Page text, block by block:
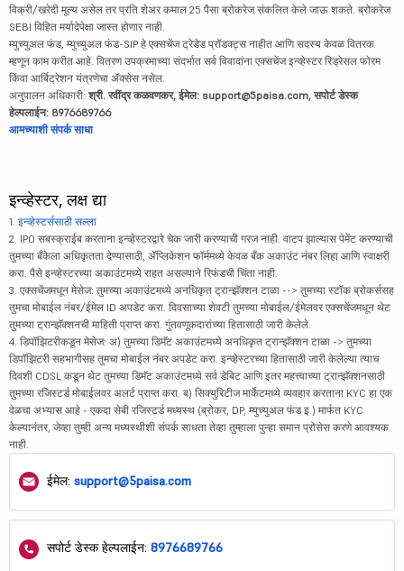
विक्री/खरेदी मूल्य असेल तर प्रति शेअर कमाल 25 पैसा ब्रोकरेज संकलित केले जाऊ शकते. ब्रोकरेज
SEBI विहित मर्यादेपेक्षा जास्त होणार नाही.
म्युच्युअल फंड, म्युच्युअल फंड-SIP हे एक्सचेंज ट्रेडेड प्रॉडक्ट्स नाहीत आणि सदस्य केवळ वितरक
म्हणून काम करीत आहे. वितरण उपक्रमाच्या संदर्भात सर्व विवादांना एक्सचेंज इन्व्हेस्टर रिड्रेसल फोरम
किंवा आर्बिट्रेशन यंत्रणेचा ॲक्सेस नसेल.
अनुपालन अधिकारी: श्री. रवींद्र कळवणकर, ईमेल: support@5paisa.com, सपोर्ट डेस्क
हेल्पलाईन: 8976689766
आमच्याशी संपर्क साधा
इन्व्हेस्टर, लक्ष द्या
1. इन्व्हेस्टर्ससाठी सल्ला
2. IPO सबस्क्राईब करताना इन्व्हेस्टरद्वारे चेक जारी करण्याची गरज नाही. वाटप झाल्यास पेमेंट करण्याची
तुमच्या बँकेला अधिकृतता देण्यासाठी, ॲप्लिकेशन फॉर्ममध्ये केवळ बँक अकाउंट नंबर लिहा आणि स्वाक्षरी
करा. पैसे इन्व्हेस्टरच्या अकाउंटमध्ये राहत असल्याने रिफंडची चिंता नाही.
3. एक्सचेंजमधून मेसेज: तुमच्या अकाउंटमध्ये अनधिकृत ट्रान्झॅक्शन टाळा --> तुमच्या स्टॉक ब्रोकर्ससह
तुमचा मोबाईल नंबर/ईमेल ID अपडेट करा. दिवसाच्या शेवटी तुमच्या मोबाईल/ईमेलवर एक्सचेंजमधून थेट
तुमच्या ट्रान्झॅक्शनची माहिती प्राप्त करा. गुंतवणूकदारांच्या हितासाठी जारी केलेले.
4. डिपॉझिटरीकडून मेसेज: अ) तुमच्या डिमॅट अकाउंटमध्ये अनधिकृत ट्रान्झॅक्शन टाळा -> तुमच्या
डिपॉझिटरी सहभागीसह तुमचा मोबाईल नंबर अपडेट करा. इन्व्हेस्टरच्या हितासाठी जारी केलेल्या त्याच
दिवशी CDSL कडून थेट तुमच्या डिमॅट अकाउंटमध्ये सर्व डेबिट आणि इतर महत्त्वाच्या ट्रान्झॅक्शनसाठी
तुमच्या रजिस्टर्ड मोबाईलवर अलर्ट प्राप्त करा. ब) सिक्युरिटीज मार्केटमध्ये व्यवहार करताना KYC हा एक
वेळचा अभ्यास आहे - एकदा सेबी रजिस्टर्ड मध्यस्थ (ब्रोकर, DP, म्युच्युअल फंड इ.) मार्फत KYC
केल्यानंतर, जेव्हा तुम्ही अन्य मध्यस्थीशी संपर्क साधता तेव्हा तुम्हाला पुन्हा समान प्रोसेस करणे आवश्यक
नाही.
ईमेल: support@5paisa.com
सपोर्ट डेस्क हेल्पलाईन: 8976689766